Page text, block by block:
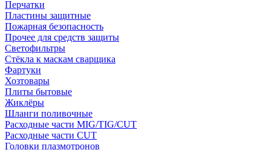
Перчатки
Пластины защитные
Пожарная безопасность
Прочее для средств защиты
Светофильтры
Стёкла к маскам сварщика
Фартуки
Хозтовары
Плиты бытовые
Жиклёры
Шланги поливочные
Расходные части MIG/TIG/CUT
Расходные части CUT
Головки плазмотронов